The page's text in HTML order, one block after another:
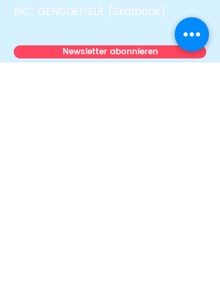
BIC: GENODEF1SLR (Skatbank)
Newsletter abonnieren